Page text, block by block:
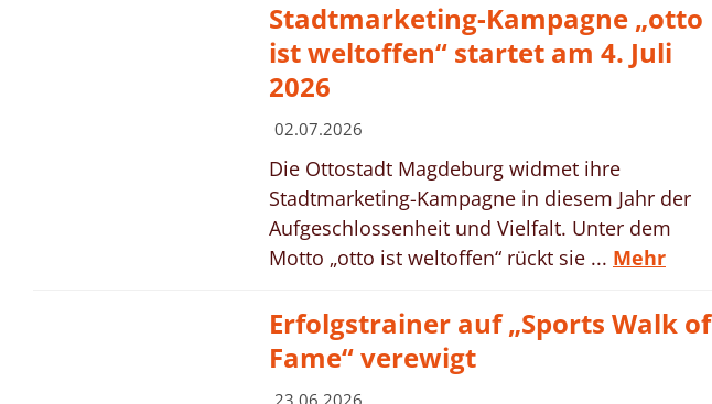
Stadtmarketing-Kampagne „otto
ist weltoffen“ startet am 4. Juli
2026
02.07.2026
Die Ottostadt Magdeburg widmet ihre
Stadtmarketing-Kampagne in diesem Jahr der
Aufgeschlossenheit und Vielfalt. Unter dem
Motto „otto ist weltoffen“ rückt sie ... Mehr
Erfolgstrainer auf „Sports Walk of
Fame“ verewigt
23.06.2026